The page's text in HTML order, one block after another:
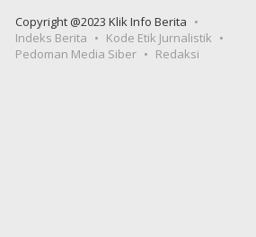
Copyright @2023 Klik Info Berita
Indeks Berita
Kode Etik Jurnalistik
Pedoman Media Siber
Redaksi